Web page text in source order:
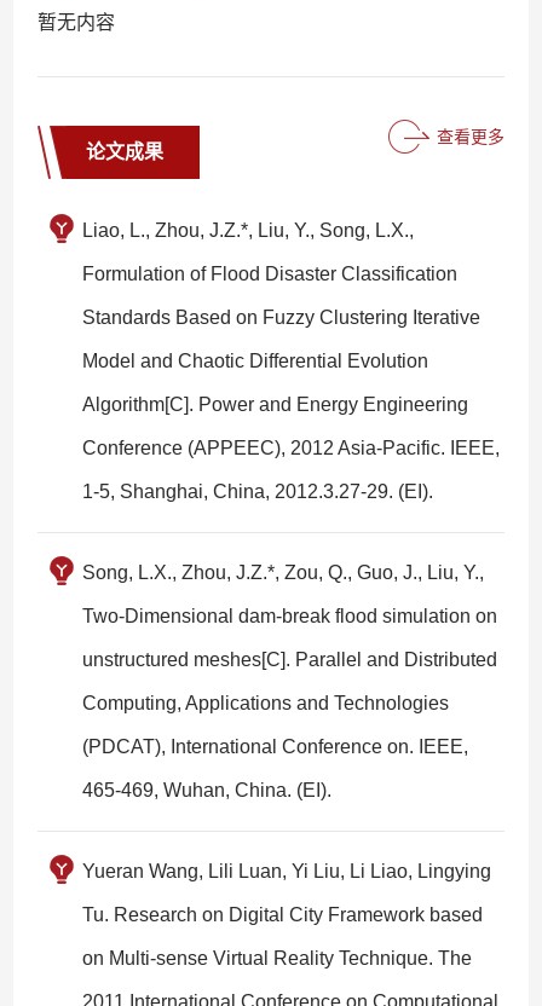
暂无内容
论文成果
查看更多
Liao, L., Zhou, J.Z.*, Liu, Y., Song, L.X.,
Formulation of Flood Disaster Classification
Standards Based on Fuzzy Clustering Iterative
Model and Chaotic Differential Evolution
Algorithm[C]. Power and Energy Engineering
Conference (APPEEC), 2012 Asia-Pacific. IEEE,
1-5, Shanghai, China, 2012.3.27-29. (EI).
Song, L.X., Zhou, J.Z.*, Zou, Q., Guo, J., Liu, Y.,
Two-Dimensional dam-break flood simulation on
unstructured meshes[C]. Parallel and Distributed
Computing, Applications and Technologies
(PDCAT), International Conference on. IEEE,
465-469, Wuhan, China. (EI).
Yueran Wang, Lili Luan, Yi Liu, Li Liao, Lingying
Tu. Research on Digital City Framework based
on Multi-sense Virtual Reality Technique. The